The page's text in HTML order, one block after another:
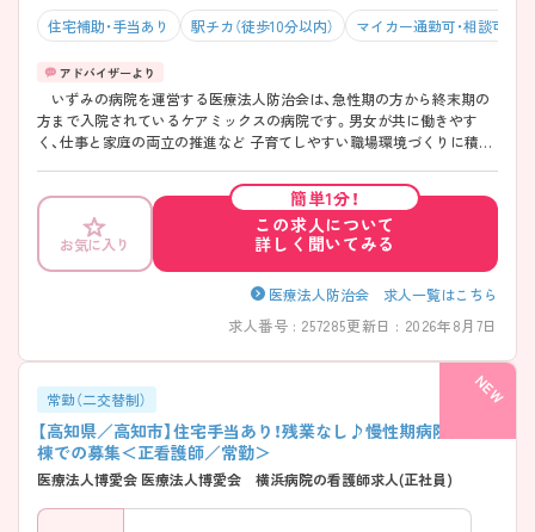
住宅補助・手当あり 駅チカ（徒歩10分以内） マイカー通勤可・相談可
いずみの病院を運営する医療法人防治会は、急性期の方から終末期の
方まで入院されているケアミックスの病院です。男女が共に働きやす
く、仕事と家庭の両立の推進など 子育てしやすい職場環境づくりに積極
支援企業認証」を2011年9月22日にを受けるなど働きやすい環境づくりに
も取り組んでいます。 各部署のチームワークもよく、連携もしっかり
とれており業務もスムーズに行えます。患者さまを第一に考え、安心し
ていただける医療の提供をめざしております。 働いている看護師さんは
経験の浅い方から育児中の方もおり、待遇面を充実させるなど働きやす
さ、モチベーションを高めるよう配慮しております。 さまざまな患者さ
ある方には、面接対策ポイントなど、詳細をお話しいたしますのでお気軽
にご相談ください。
お気に入り
簡単1分！
この求人について
詳しく聞いてみる
医療法人防治会 求人一覧はこちら
求人番号 : 257285更新日 : 2026年8月7日
常勤（二交替制）
【高知県／高知市】住宅手当あり！残業なし♪慢性期病院内病
棟での募集＜正看護師／常勤＞
医療法人博愛会 医療法人博愛会 横浜病院の看護師求人(正社員)